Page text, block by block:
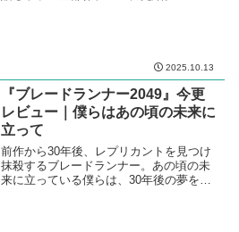
2025.10.13
『ブレードランナー2049』今更
レビュー｜僕らはあの頃の未来に
立って
前作から30年後、レプリカントを見つけ
抹殺するブレードランナー。あの頃の未
来に立っている僕らは、30年後の夢を見